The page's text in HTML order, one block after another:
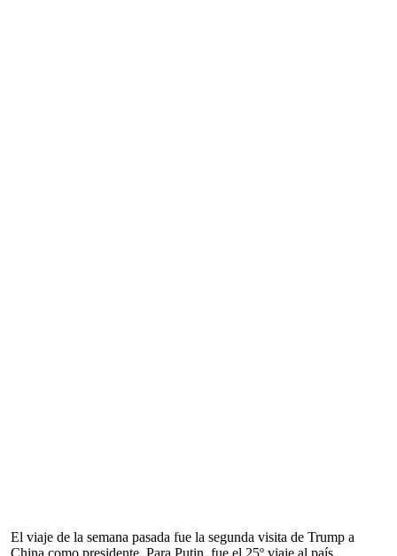
El viaje de la semana pasada fue la segunda visita de Trump a
China como presidente. Para Putin, fue el 25º viaje al país.